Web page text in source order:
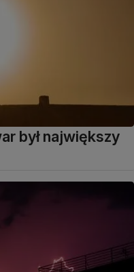
był największy